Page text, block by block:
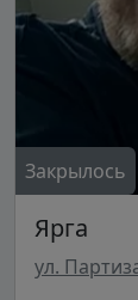
Закрылось
Ярга
ул.